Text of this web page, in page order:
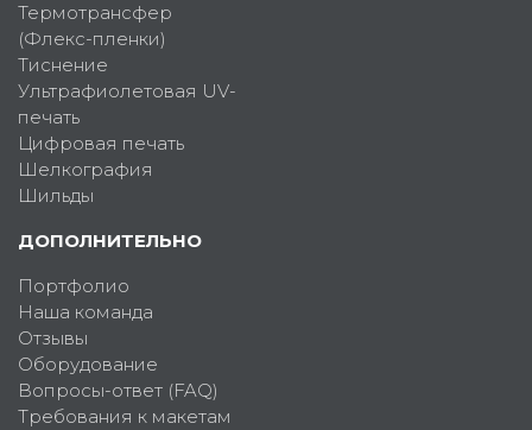
Термотрансфер
(Флекс-пленки)
Тиснение
Ультрафиолетовая UV-
печать
Цифровая печать
Шелкография
Шильды
ДОПОЛНИТЕЛЬНО
Портфолио
Наша команда
Отзывы
Оборудование
Вопросы-ответ (FAQ)
Требования к макетам